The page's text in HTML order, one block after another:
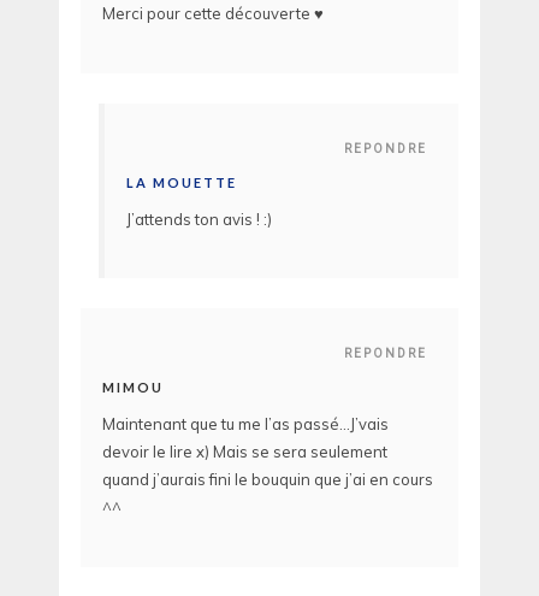
Merci pour cette découverte ♥
REPONDRE
LA MOUETTE
J’attends ton avis ! :)
REPONDRE
MIMOU
Maintenant que tu me l’as passé…J’vais
devoir le lire x) Mais se sera seulement
quand j’aurais fini le bouquin que j’ai en cours
^^